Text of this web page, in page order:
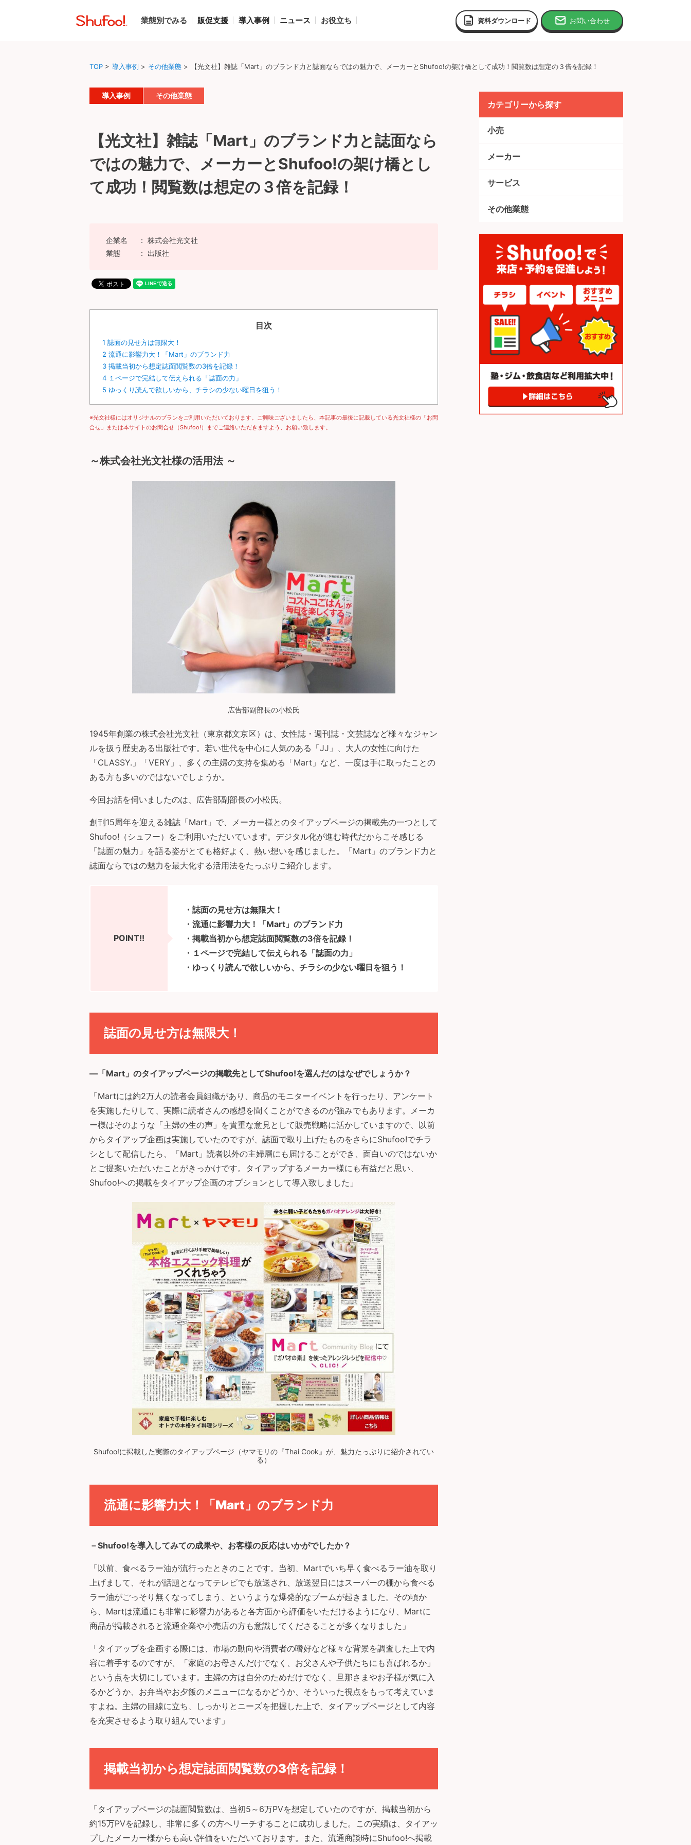
資料ダウンロード お問い合わせ
業態別でみる 販促支援 導入事例 ニュース お役立ち
TOP > 導入事例 > その他業態 > 【光文社】雑誌「Mart」のブランド力と誌面ならではの魅力で、メーカーとShufoo!の架け橋として成功！閲覧数は想定の３倍を記録！
導入事例 その他業態
【光文社】雑誌「Mart」のブランド力と誌面なら
ではの魅力で、メーカーとShufoo!の架け橋とし
て成功！閲覧数は想定の３倍を記録！
企業名
株式会社光文社
業態
出版社
目次
1 誌面の見せ方は無限大！
2 流通に影響力大！「Mart」のブランド力
3 掲載当初から想定誌面閲覧数の3倍を記録！
4 １ページで完結して伝えられる「誌面の力」
5 ゆっくり読んで欲しいから、チラシの少ない曜日を狙う！
※光文社様にはオリジナルのプランをご利用いただいております。ご興味ございましたら、本記事の最後に記載している光文社様の「お問
合せ」または本サイトのお問合せ（Shufoo!）までご連絡いただきますよう、お願い致します。
～株式会社光文社様の活用法 ～
広告部副部長の小松氏
1945年創業の株式会社光文社（東京都文京区）は、女性誌・週刊誌・文芸誌など様々なジャン
ルを扱う歴史ある出版社です。若い世代を中心に人気のある「JJ」、大人の女性に向けた
「CLASSY.」「VERY」、多くの主婦の支持を集める「Mart」など、一度は手に取ったことの
ある方も多いのではないでしょうか。
今回お話を伺いましたのは、広告部副部長の小松氏。
創刊15周年を迎える雑誌「Mart」で、メーカー様とのタイアップページの掲載先の一つとして
Shufoo!（シュフー）をご利用いただいています。デジタル化が進む時代だからこそ感じる
「誌面の魅力」を語る姿がとても格好よく、熱い想いを感じました。「Mart」のブランド力と
誌面ならではの魅力を最大化する活用法をたっぷりご紹介します。
POINT!!
・誌面の見せ方は無限大！
・流通に影響力大！「Mart」のブランド力
・掲載当初から想定誌面閲覧数の3倍を記録！
・１ページで完結して伝えられる「誌面の力」
・ゆっくり読んで欲しいから、チラシの少ない曜日を狙う！
誌面の見せ方は無限大！
― 「Mart」のタイアップページの掲載先としてShufoo!を選んだのはなぜでしょうか？
「Martには約2万人の読者会員組織があり、商品のモニターイベントを行ったり、アンケート
を実施したりして、実際に読者さんの感想を聞くことができるのが強みでもあります。メーカ
ー様はそのような「主婦の生の声」を貴重な意見として販売戦略に活かしていますので、以前
からタイアップ企画は実施していたのですが、誌面で取り上げたものをさらにShufoo!でチラ
シとして配信したら、「Mart」読者以外の主婦層にも届けることができ、面白いのではないか
とご提案いただいたことがきっかけです。タイアップするメーカー様にも有益だと思い、
Shufoo!への掲載をタイアップ企画のオプションとして導入致しました」
Shufoo!に掲載した実際のタイアップページ（ヤマモリの『Thai Cook』が、魅力たっぷりに紹介されてい
る）
流通に影響力大！「Mart」のブランド力
－Shufoo!を導入してみての成果や、お客様の反応はいかがでしたか？
「以前、食べるラー油が流行ったときのことです。当初、Martでいち早く食べるラー油を取り
上げまして、それが話題となってテレビでも放送され、放送翌日にはスーパーの棚から食べる
ラー油がごっそり無くなってしまう、というような爆発的なブームが起きました。その頃か
ら、Martは流通にも非常に影響力があると各方面から評価をいただけるようになり、Martに
商品が掲載されると流通企業や小売店の方も意識してくださることが多くなりました」
「タイアップを企画する際には、市場の動向や消費者の嗜好など様々な背景を調査した上で内
容に着手するのですが、「家庭のお母さんだけでなく、お父さんや子供たちにも喜ばれるか」
という点を大切にしています。主婦の方は自分のためだけでなく、旦那さまやお子様が気に入
るかどうか、お弁当やお夕飯のメニューになるかどうか、そういった視点をもって考えていま
すよね。主婦の目線に立ち、しっかりとニーズを把握した上で、タイアップページとして内容
を充実させるよう取り組んでいます」
掲載当初から想定誌面閲覧数の3倍を記録！
「タイアップページの誌面閲覧数は、当初5～6万PVを想定していたのですが、掲載当初から
約15万PVを記録し、非常に多くの方へリーチすることに成功しました。この実績は、タイアッ
プしたメーカー様からも高い評価をいただいております。また、流通商談時にShufoo!へ掲載
カテゴリーから探す
小売
メーカー
サービス
その他業態